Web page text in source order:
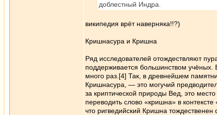
доблестный Индра.
википедия врёт наверняка!!?)
Кришнасура и Кришна
Ряд исследователей отождествляют
поддерживается большинством учёных.
много раз.[4] Так, в древнейшем
Кришнасура, — это могучий
за криптической природы Вед, это
переводить слово «кришна» в
что ригведийский Кришна